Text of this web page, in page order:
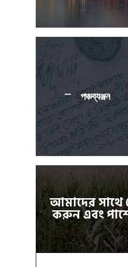
পঞ্চব্যঞ্জন
আমাদের সাথে
করুন এবং